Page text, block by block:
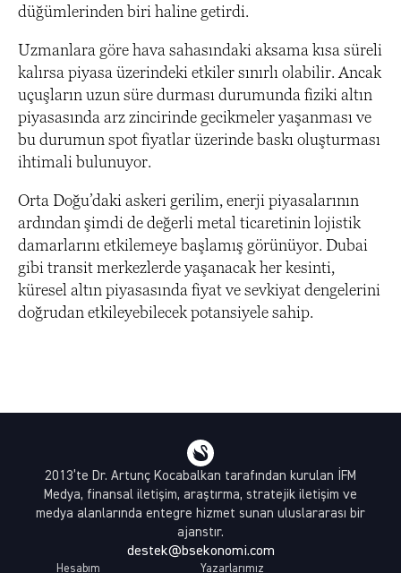
düğümlerinden biri haline getirdi.
Uzmanlara göre hava sahasındaki aksama kısa süreli
kalırsa piyasa üzerindeki etkiler sınırlı olabilir. Ancak
uçuşların uzun süre durması durumunda fiziki altın
piyasasında arz zincirinde gecikmeler yaşanması ve
bu durumun spot fiyatlar üzerinde baskı oluşturması
ihtimali bulunuyor.
Orta Doğu’daki askeri gerilim, enerji piyasalarının
ardından şimdi de değerli metal ticaretinin lojistik
damarlarını etkilemeye başlamış görünüyor. Dubai
gibi transit merkezlerde yaşanacak her kesinti,
küresel altın piyasasında fiyat ve sevkiyat dengelerini
doğrudan etkileyebilecek potansiyele sahip.
2013’te Dr. Artunç Kocabalkan tarafından kurulan İFM
Medya, finansal iletişim, araştırma, stratejik iletişim ve
medya alanlarında entegre hizmet sunan uluslararası bir
ajanstır.
destek@bsekonomi.com
Hesabım Yazarlarımız